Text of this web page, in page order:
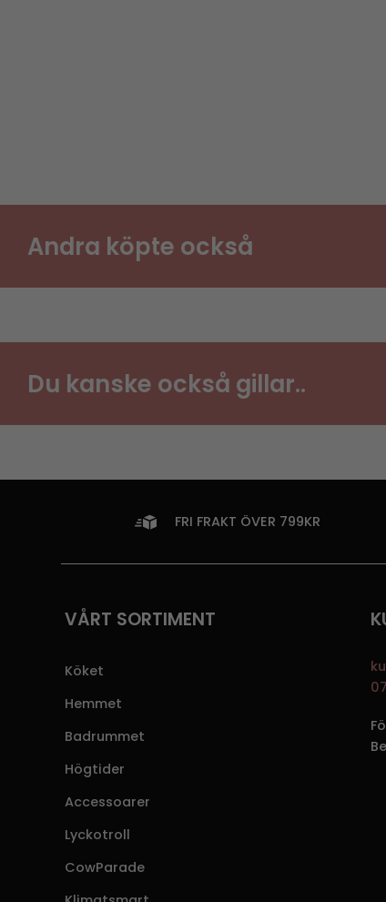
Andra köpte också
Du kanske också gillar..
FRI FRAKT ÖVER 799KR
VÅRT SORTIMENT
Köket
Hemmet
Badrummet
Högtider
Accessoarer
Lyckotroll
CowParade